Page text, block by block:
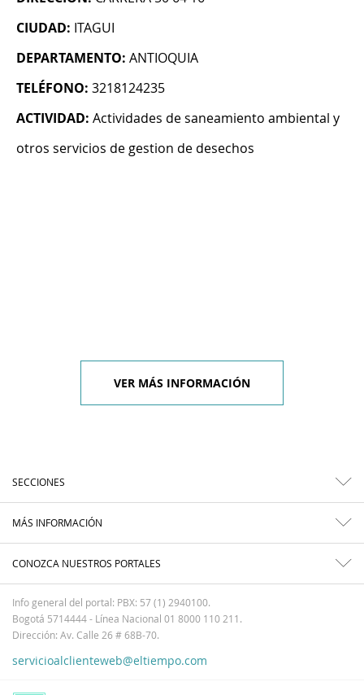
CIUDAD: ITAGUI
DEPARTAMENTO: ANTIOQUIA
TELÉFONO: 3218124235
ACTIVIDAD: Actividades de saneamiento ambiental y
otros servicios de gestion de desechos
VER MÁS INFORMACIÓN
SECCIONES
MÁS INFORMACIÓN
CONOZCA NUESTROS PORTALES
Info general del portal: PBX: 57 (1) 2940100.
Bogotá 5714444 - Línea Nacional 01 8000 110 211.
Dirección: Av. Calle 26 # 68B-70.
servicioalclienteweb@eltiempo.com